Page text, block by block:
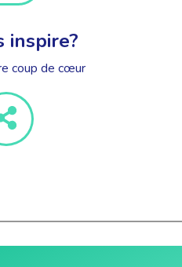
inspire?
coup de cœur